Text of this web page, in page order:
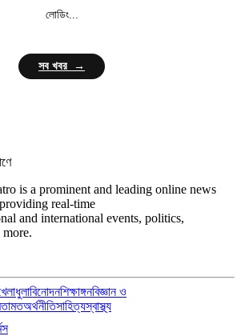
লোডিং...
সব খবর →
is a prominent and leading online news
real-time
and international events, politics,
more.
বিনোদনশিক্ষাঙ্গনবিজ্ঞান ও
অর্থনীতিসাহিত্যস্বাস্থ্য